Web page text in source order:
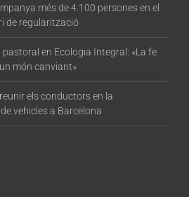
més de 4.100 persones en el
de regularització
pastoral en Ecologia Integral: «La fe
món canviant»
els conductors en la
vehicles a Barcelona